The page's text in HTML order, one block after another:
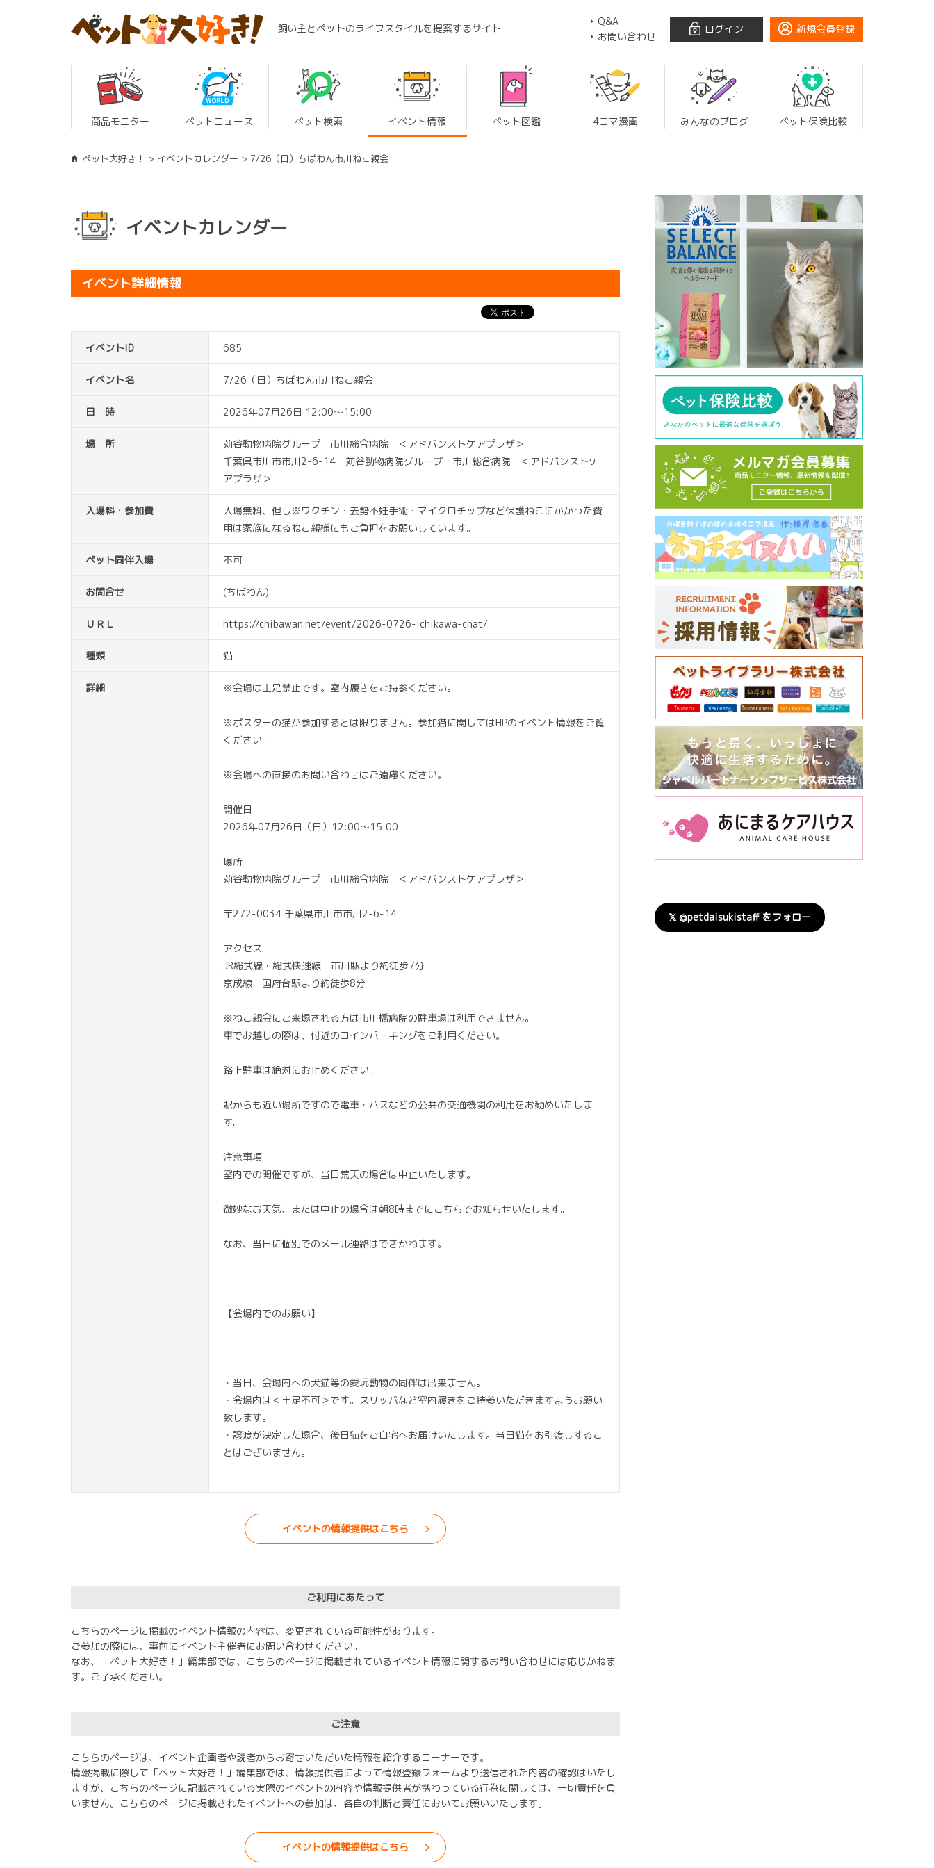
飼い主とペットのライフスタイルを提案するサイト
Q&A
お問い合わせ
ログイン 新規会員登録
商品モニター ペットニュース ペット検索 イベント情報 ペット図鑑 4コマ漫画 みんなのブログ ペット保険比較
ペット大好き！ イベントカレンダー 7/26（日）ちばわん市川ねこ親会
イベントカレンダー
イベント詳細情報
イベントID 685
イベント名 7/26（日）ちばわん市川ねこ親会
日 時 2026年07月26日 12:00〜15:00
場 所
苅谷動物病院グループ 市川総合病院 ＜アドバンストケアプラザ＞
千葉県市川市市川2-6-14 苅谷動物病院グループ 市川総合病院 ＜アドバンストケ
アプラザ＞
入場料・参加費
入場無料、但し※ワクチン・去勢不妊手術・マイクロチップなど保護ねこにかかった費
用は家族になるねこ親様にもご負担をお願いしています。
ペット同伴入場 不可
お問合せ (ちばわん)
ＵＲＬ https://chibawan.net/event/2026-0726-ichikawa-chat/
種類 猫
詳細 ※会場は土足禁止です。室内履きをご持参ください。
※ポスターの猫が参加するとは限りません。参加猫に関してはHPのイベント情報をご覧
ください。
※会場への直接のお問い合わせはご遠慮ください。
開催日
2026年07月26日（日）12:00〜15:00
場所
苅谷動物病院グループ 市川総合病院 ＜アドバンストケアプラザ＞
〒272-0034 千葉県市川市市川2-6-14
アクセス
JR総武線・総武快速線 市川駅より約徒歩7分
京成線 国府台駅より約徒歩8分
※ねこ親会にご来場される方は市川橋病院の駐車場は利用できません。
車でお越しの際は、付近のコインパーキングをご利用ください。
路上駐車は絶対にお止めください。
駅からも近い場所ですので電車・バスなどの公共の交通機関の利用をお勧めいたしま
す。
注意事項
室内での開催ですが、当日荒天の場合は中止いたします。
微妙なお天気、または中止の場合は朝8時までにこちらでお知らせいたします。
なお、当日に個別でのメール連絡はできかねます。
【会場内でのお願い】
・当日、会場内への犬猫等の愛玩動物の同伴は出来ません。
・会場内は＜土足不可＞です。スリッパなど室内履きをご持参いただきますようお願い
致します。
・譲渡が決定した場合、後日猫をご自宅へお届けいたします。当日猫をお引渡しするこ
とはございません。
イベントの情報提供はこちら
ご利用にあたって
こちらのページに掲載のイベント情報の内容は、変更されている可能性があります。
ご参加の際には、事前にイベント主催者にお問い合わせください。
なお、「ペット大好き！」編集部では、こちらのページに掲載されているイベント情報に関するお問い合わせには応じかねま
す。ご了承ください。
ご注意
こちらのページは、イベント企画者や読者からお寄せいただいた情報を紹介するコーナーです。
情報掲載に際して「ペット大好き！」編集部では、情報提供者によって情報登録フォームより送信された内容の確認はいたし
ますが、こちらのページに記載されている実際のイベントの内容や情報提供者が携わっている行為に関しては、一切責任を負
いません。こちらのページに掲載されたイベントへの参加は、各自の判断と責任においてお願いいたします。
イベントの情報提供はこちら
𝕏 @petdaisukistaff をフォロー